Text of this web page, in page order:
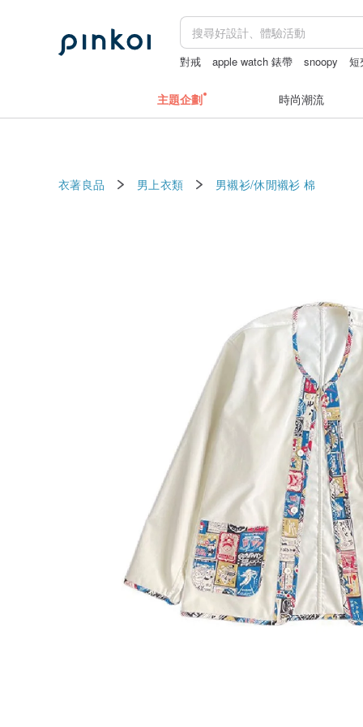
對戒 apple watch 錶帶 snoopy
短
主題企劃 時尚潮流
衣著良品 男上衣類 男襯衫/休閒襯衫 棉